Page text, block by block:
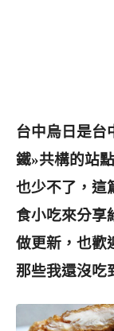
台中烏日是台
鐵»共構的站
也少不了，這
食小吃來分享
做更新，也歡
那些我還沒吃